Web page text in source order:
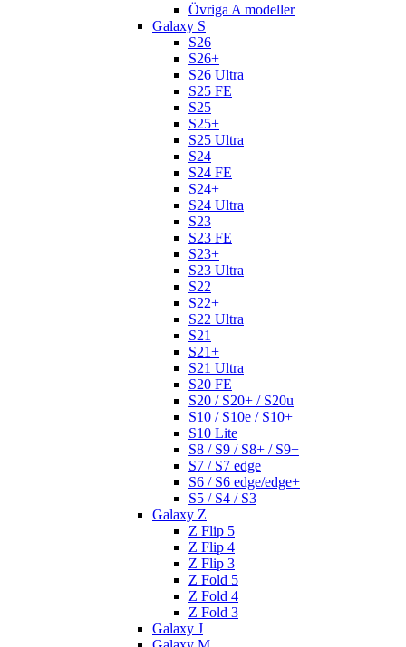
Övriga A modeller
Galaxy S
S26
S26+
S26 Ultra
S25 FE
S25
S25+
S25 Ultra
S24
S24 FE
S24+
S24 Ultra
S23
S23 FE
S23+
S23 Ultra
S22
S22+
S22 Ultra
S21
S21+
S21 Ultra
S20 FE
S20 / S20+ / S20u
S10 / S10e / S10+
S10 Lite
S8 / S9 / S8+ / S9+
S7 / S7 edge
S6 / S6 edge/edge+
S5 / S4 / S3
Galaxy Z
Z Flip 5
Z Flip 4
Z Flip 3
Z Fold 5
Z Fold 4
Z Fold 3
Galaxy J